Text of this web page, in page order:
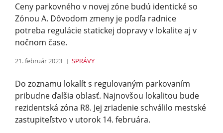
Ceny parkovného v novej zóne budú identické so
Zónou A. Dôvodom zmeny je podľa radnice
potreba regulácie statickej dopravy v lokalite aj v
nočnom čase.
21. február 2023 SPRÁVY
Do zoznamu lokalít s regulovaným parkovaním
pribudne ďalšia oblasť. Najnovšou lokalitou bude
rezidentská zóna R8. Jej zriadenie schválilo mestské
zastupiteľstvo v utorok 14. februára.